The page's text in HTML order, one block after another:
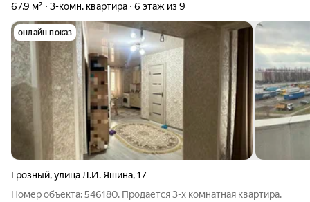
67,9 м² 3-комн. квартира 6 этаж из 9
онлайн показ
Грозный,улица Л.И. Яшина,17
Номер объекта: 546180. Продается 3-х комнатная квартира.